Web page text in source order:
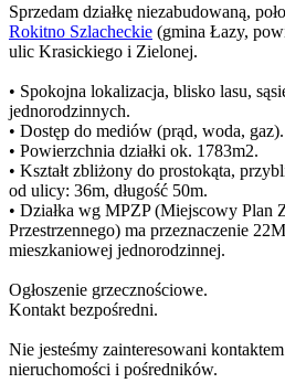
Sprzedam działkę niezabudowaną,
Rokitno Szlacheckie (gmina Łazy,
ulic Krasickiego i Zielonej.
• Spokojna lokalizacja, blisko lasu,
jednorodzinnych.
• Dostęp do mediów (prąd, woda, gaz).
• Powierzchnia działki ok. 1783m2.
• Kształt zbliżony do prostokąta,
od ulicy: 36m, długość 50m.
• Działka wg MPZP (Miejscowy Plan
Przestrzennego) ma przeznaczenie
mieszkaniowej jednorodzinnej.
Ogłoszenie grzecznościowe.
Kontakt bezpośredni.
Nie jesteśmy zainteresowani
nieruchomości i pośredników.